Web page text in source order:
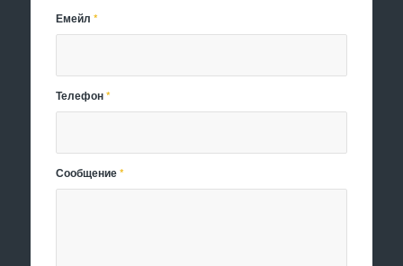
Емейл*
Телефон*
Сообщение*